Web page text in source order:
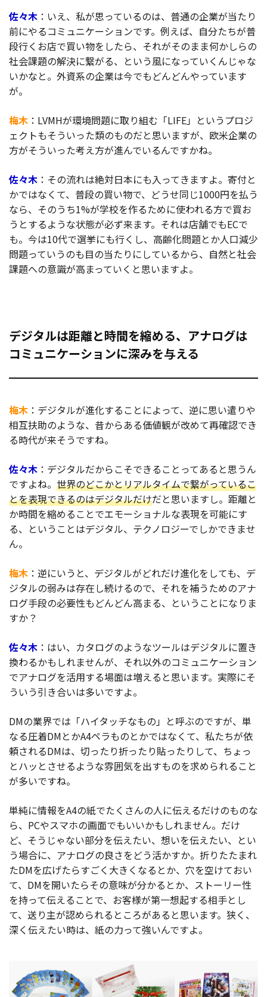
佐々木 ：いえ、私が思っているのは、普通の企業が当たり
前にやるコミュニケーションです。例えば、自分たちが普
段行くお店で買い物をしたら、それがそのまま何かしらの
社会課題の解決に繋がる、という風になっていくんじゃな
いかなと。外資系の企業は今でもどんどんやっています
が。
梅木 ：LVMHが環境問題に取り組む「LIFE」というプロジ
ェクトもそういった類のものだと思いますが、欧米企業の
方がそういった考え方が進んでいるんですかね。
佐々木 ：その流れは絶対日本にも入ってきますよ。寄付と
かではなくて、普段の買い物で、どうせ同じ1000円を払う
なら、そのうち1%が学校を作るために使われる方で買お
うとするような状態が必ず来ます。それは店舗でもECで
も。今は10代で選挙にも行くし、高齢化問題とか人口減少
問題っていうのも目の当たりにしているから、自然と社会
課題への意識が高まっていくと思いますよ。
デジタルは距離と時間を縮める、アナログは
コミュニケーションに深みを与える
梅木 ：デジタルが進化することによって、逆に思い遣りや
相互扶助のような、昔からある価値観が改めて再確認でき
る時代が来そうですね。
佐々木 ：デジタルだからこそできることってあると思うん
ですよね。 世界のどこかとリアルタイムで繋がっているこ
とを表現できるのはデジタルだけだと思いますし。距離と
か時間を縮めることでエモーショナルな表現を可能にす
る、ということはデジタル、テクノロジーでしかできませ
ん。
梅木 ：逆にいうと、デジタルがどれだけ進化をしても、デ
ジタルの弱みは存在し続けるので、それを補うためのアナ
ログ手段の必要性もどんどん高まる、ということになりま
すか？
佐々木 ：はい、カタログのようなツールはデジタルに置き
換わるかもしれませんが、それ以外のコミュニケーション
でアナログを活用する場面は増えると思います。実際にそ
ういう引き合いは多いですよ。
DMの業界では「ハイタッチなもの」と呼ぶのですが、単
なる圧着DMとかA4ペラものとかではなくて、私たちが依
頼されるDMは、切ったり折ったり貼ったりして、ちょっ
とハッとさせるような雰囲気を出すものを求められること
が多いですね。
単純に情報をA4の紙でたくさんの人に伝えるだけのものな
ら、PCやスマホの画面でもいいかもしれません。だけ
ど、そうじゃない部分を伝えたい、想いを伝えたい、とい
う場合に、アナログの良さをどう活かすか。折りたたまれ
たDMを広げたらすごく大きくなるとか、穴を空けておい
て、DMを開いたらその意味が分かるとか、ストーリー性
を持って伝えることで、お客様が第一想起する相手とし
て、送り主が認められるところがあると思います。狭く、
深く伝えたい時は、紙の力って強いんですよ。